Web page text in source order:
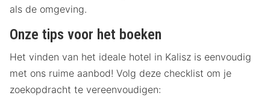
als de omgeving.
Onze tips voor het boeken
Het vinden van het ideale hotel in Kalisz is eenvoudig
met ons ruime aanbod! Volg deze checklist om je
zoekopdracht te vereenvoudigen: